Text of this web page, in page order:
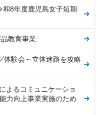
8年度鹿児島女子短期
教育事業
体験会～立体迷路を攻略
よるコミュニケーショ
力向上事業実施のため